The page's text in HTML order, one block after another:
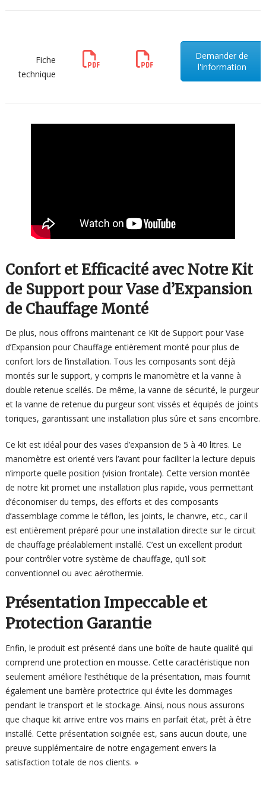
Fiche
technique
Demander de
l'information
Confort et Efficacité avec Notre Kit
de Support pour Vase d’Expansion
de Chauffage Monté
De plus, nous offrons maintenant ce Kit de Support pour Vase
d’Expansion pour Chauffage entièrement monté pour plus de
confort lors de l’installation. Tous les composants sont déjà
montés sur le support, y compris le manomètre et la vanne à
double retenue scellés. De même, la vanne de sécurité, le purgeur
et la vanne de retenue du purgeur sont vissés et équipés de joints
toriques, garantissant une installation plus sûre et sans encombre.
Ce kit est idéal pour des vases d’expansion de 5 à 40 litres. Le
manomètre est orienté vers l’avant pour faciliter la lecture depuis
n’importe quelle position (vision frontale). Cette version montée
de notre kit promet une installation plus rapide, vous permettant
d’économiser du temps, des efforts et des composants
d’assemblage comme le téflon, les joints, le chanvre, etc., car il
est entièrement préparé pour une installation directe sur le circuit
de chauffage préalablement installé. C’est un excellent produit
pour contrôler votre système de chauffage, qu’il soit
conventionnel ou avec aérothermie.
Présentation Impeccable et
Protection Garantie
Enfin, le produit est présenté dans une boîte de haute qualité qui
comprend une protection en mousse. Cette caractéristique non
seulement améliore l’esthétique de la présentation, mais fournit
également une barrière protectrice qui évite les dommages
pendant le transport et le stockage. Ainsi, nous nous assurons
que chaque kit arrive entre vos mains en parfait état, prêt à être
installé. Cette présentation soignée est, sans aucun doute, une
preuve supplémentaire de notre engagement envers la
satisfaction totale de nos clients. »